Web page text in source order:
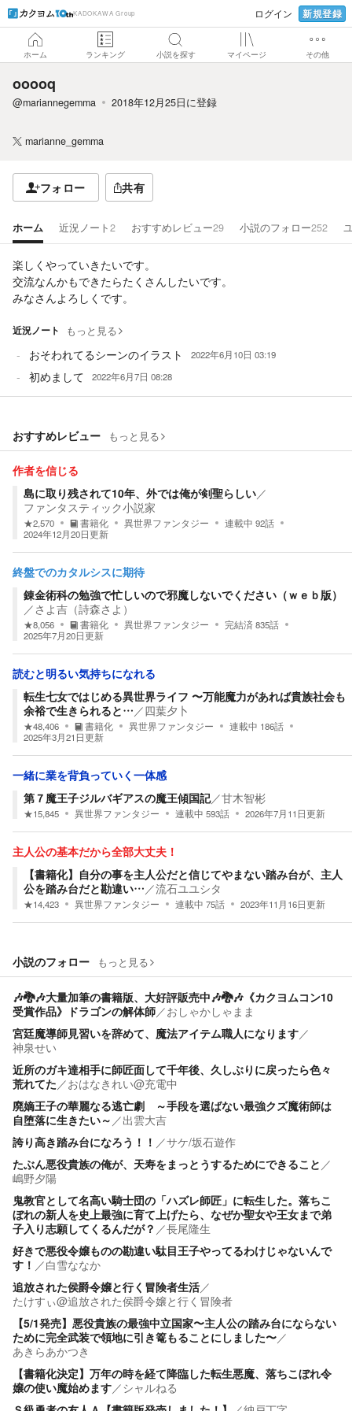
KADOKAWA Group ログイン 新規登録
ホーム ランキング 小説を探す マイページ その他
ooooq
@mariannegemma 2018年12月25日に登録
marianne_gemma
フォロー 共有
ホーム 近況ノート2 おすすめレビュー29 小説のフォロー252
楽しくやっていきたいです。
交流なんかもできたらたくさんしたいです。
みなさんよろしくです。
近況ノート もっと見る
おそわれてるシーンのイラスト 2022年6月10日 03:19
初めまして 2022年6月7日 08:28
おすすめレビュー もっと見る
作者を信じる
島に取り残されて10年、外では俺が剣聖らしい／
ファンタスティック小説家
★2,570 書籍化 異世界ファンタジー 連載中 92話
2024年12月20日更新
終盤でのカタルシスに期待
錬金術科の勉強で忙しいので邪魔しないでください（ｗｅｂ版）
／ さよ吉（詩森さよ）
★8,056 書籍化 異世界ファンタジー 完結済 835話
2025年7月20日更新
読むと明るい気持ちになれる
転生七女ではじめる異世界ライフ 〜万能魔力があれば貴族社会も
余裕で生きられると…／四葉夕卜
★48,406 書籍化 異世界ファンタジー 連載中 186話
2025年3月21日更新
一緒に業を背負っていく一体感
第７魔王子ジルバギアスの魔王傾国記／甘木智彬
★15,845 異世界ファンタジー 連載中 593話 2026年7月11日更新
主人公の基本だから全部大丈夫！
【書籍化】自分の事を主人公だと信じてやまない踏み台が、主人
公を踏み台だと勘違い…／流石ユユシタ
★14,423 異世界ファンタジー 連載中 75話 2023年11月16日更新
小説のフォロー もっと見る
🎶🐉🎶大量加筆の書籍版、大好評販売中🎶🐉🎶《カクヨムコン10
受賞作品》ドラゴンの解体師／おしゃかしゃまま
宮廷魔導師見習いを辞めて、魔法アイテム職人になります／
神泉せい
近所のガキ達相手に師匠面して千年後、久しぶりに戻ったら色々
荒れてた／おはなきれい@充電中
廃嫡王子の華麗なる逃亡劇 ～手段を選ばない最強クズ魔術師は
自堕落に生きたい～ ／出雲大吉
誇り高き踏み台になろう！！ ／サケ/坂石遊作
たぶん悪役貴族の俺が、天寿をまっとうするためにできること ／
嶋野夕陽
鬼教官として名高い騎士団の「ハズレ師匠」に転生した。落ちこ
ぼれの新人を史上最強に育て上げたら、なぜか聖女や王女まで弟
子入り志願してくるんだが？ ／長尾隆生
好きで悪役令嬢ものの勘違い駄目王子やってるわけじゃないんで
す！ ／白雪ななか
追放された侯爵令嬢と行く冒険者生活／
たけすぃ@追放された侯爵令嬢と行く冒険者
【5/1発売】悪役貴族の最強中立国家〜主人公の踏み台にならない
ために完全武装で領地に引き篭もることにしました〜／
あきらあかつき
【書籍化決定】万年の時を経て降臨した転生悪魔、落ちこぼれ令
嬢の使い魔始めます／シャルねる